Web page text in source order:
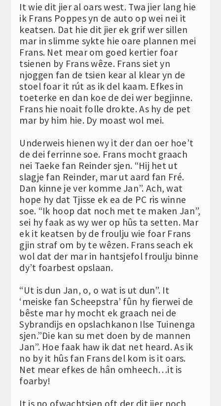
It wie dit jier al oars west. Twa jier lang hie
ik Frans Poppes yn de auto op wei nei it
keatsen. Dat hie dit jier ek grif wer sillen
mar in slimme sykte hie oare plannen mei
Frans. Net mear om goed kertier foar
tsienen by Frans wêze. Frans siet yn
njoggen fan de tsien kear al klear yn de
stoel foar it rút as ik del kaam. Efkes in
toeterke en dan koe de dei wer begjinne.
Frans hie noait folle drokte. As hy de pet
mar by him hie. Dy moast wol mei.
Underweis hienen wy it der dan oer hoe’t
de dei ferrinne soe. Frans mocht graach
nei Taeke fan Reinder sjen. “Hij het ut
slagje fan Reinder, mar ut aard fan Fré.
Dan kinne je ver komme Jan”. Ach, wat
hope hy dat Tjisse ek ea de PC ris winne
soe. “Ik hoop dat noch met te maken Jan”,
sei hy faak as wy wer op hûs ta setten. Mar
ek it keatsen by de froulju wie foar Frans
gjin straf om by te wêzen. Frans seach ek
wol dat der mar in hantsjefol froulju binne
dy’t foarbest opslaan.
“Ut is dun Jan, o, o wat is ut dun”. It
‘meiske fan Scheepstra’ fûn hy fierwei de
bêste mar hy mocht ek graach nei de
Sybrandijs en opslachkanon Ilse Tuinenga
sjen.”Die kan su met doen by de mannen
Jan”. Hoe faak haw ik dat net heard. As ik
no by it hûs fan Frans del kom is it oars.
Net mear efkes de hân omheech…it is
foarby!
It is no ofwachtsjen oft der dit jier noch